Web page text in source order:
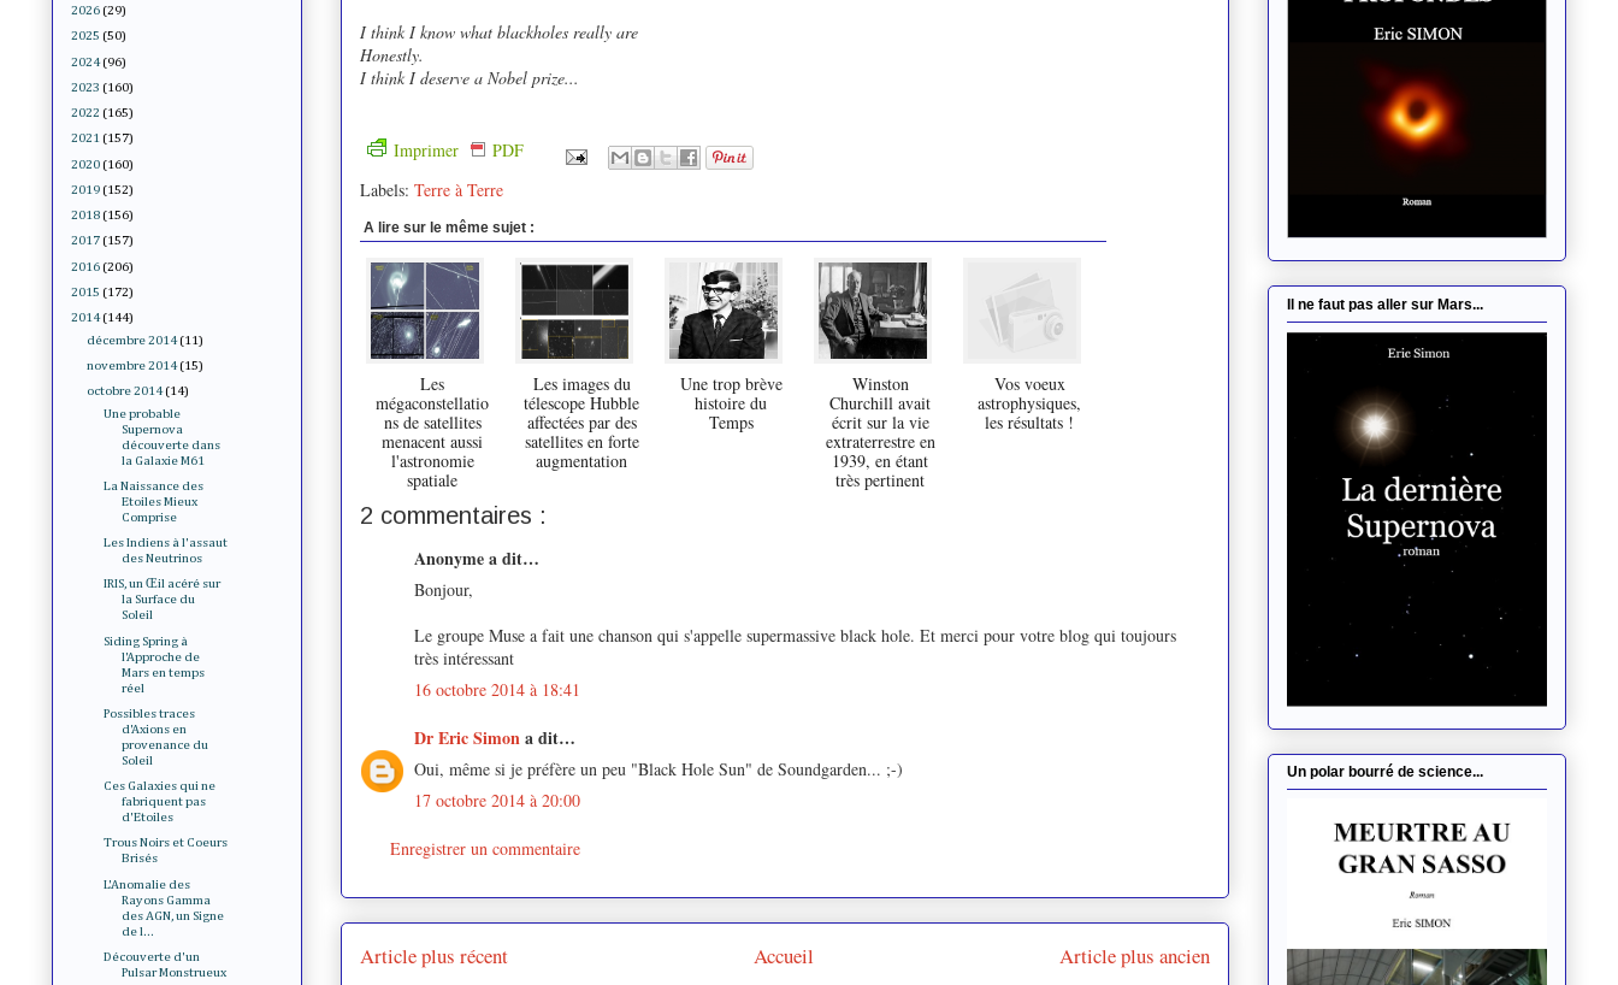
I think I know what blackholes really are
Honestly.
I think I deserve a Nobel prize...
Imprimer
PDF
Labels: Terre à Terre
A lire sur le même sujet :
Les
mégaconstellatio
ns de satellites
menacent aussi
l'astronomie
spatiale
Les images du
télescope Hubble
affectées par des
satellites en forte
augmentation
Une trop brève
histoire du
Temps
Winston
Churchill avait
écrit sur la vie
extraterrestre en
1939, en étant
très pertinent
Vos voeux
astrophysiques,
les résultats !
2 commentaires :
Anonyme a dit…
Bonjour,
Le groupe Muse a fait une chanson qui s'appelle supermassive black hole. Et merci pour votre blog qui toujours
très intéressant
16 octobre 2014 à 18:41
Dr Eric Simona dit…
Oui, même si je préfère un peu "Black Hole Sun" de Soundgarden... ;-)
17 octobre 2014 à 20:00
Enregistrer un commentaire
Article plus récent Article plus ancien
Accueil
2026 (29)
2025 (50)
2024 (96)
2023 (160)
2022 (165)
2021 (157)
2020 (160)
2019 (152)
2018 (156)
2017 (157)
2016 (206)
2015 (172)
2014 (144)
décembre 2014 (11)
novembre 2014 (15)
octobre 2014 (14)
Une probable
Supernova
découverte dans
la Galaxie M61
La Naissance des
Etoiles Mieux
Comprise
Les Indiens à l'assaut
des Neutrinos
IRIS, un Œil acéré sur
la Surface du
Soleil
Siding Spring à
l'Approche de
Mars en temps
réel
Possibles traces
d'Axions en
provenance du
Soleil
Ces Galaxies qui ne
fabriquent pas
d'Etoiles
Trous Noirs et Coeurs
Brisés
L'Anomalie des
Rayons Gamma
des AGN, un Signe
de l...
Découverte d'un
Pulsar Monstrueux
Il ne faut pas aller sur Mars...
Un polar bourré de science...